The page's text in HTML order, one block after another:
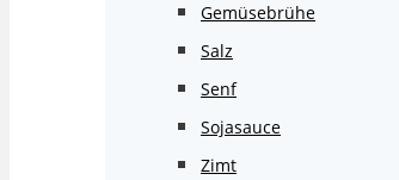
Gemüsebrühe
Salz
Senf
Sojasauce
Zimt